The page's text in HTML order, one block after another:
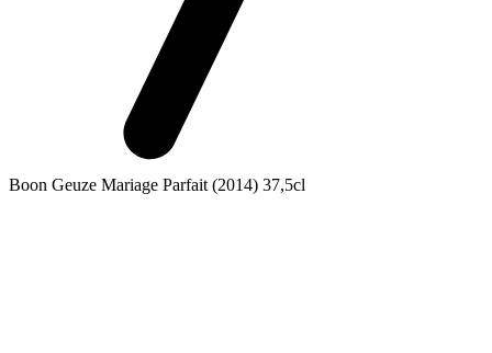
Boon Geuze Mariage Parfait (2014) 37,5cl